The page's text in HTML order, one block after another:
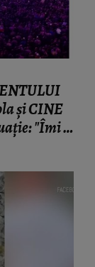
și CINE
"Îmi e